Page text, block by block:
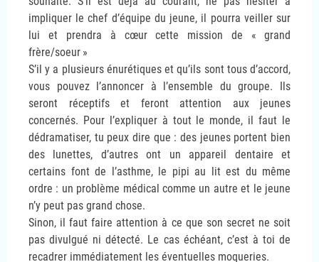
impliquer le chef d’équipe du jeune, il pourra veiller sur
lui et prendra à cœur cette mission de «
grand
frère/soeur »
S’il y a plusieurs énurétiques et qu’ils sont tous d’accord,
vous pouvez l’annoncer à l’ensemble du groupe. Ils
seront réceptifs et feront attention aux jeunes
concernés. Pour l’expliquer à tout le monde, il faut le
dédramatiser, tu peux dire que : des jeunes portent bien
des lunettes, d’autres ont un appareil dentaire et
certains font de l’asthme, le pipi au lit est du même
ordre : un problème médical comme un autre et le jeune
n’y peut pas grand chose.
Sinon, il faut faire attention à ce que son secret ne soit
pas divulgué ni détecté. Le cas échéant, c’est à toi de
recadrer immédiatement les éventuelles moqueries.